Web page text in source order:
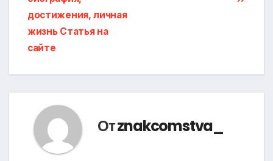
достижения, личная
жизнь Статья на
сайте
Отznakcomstva_